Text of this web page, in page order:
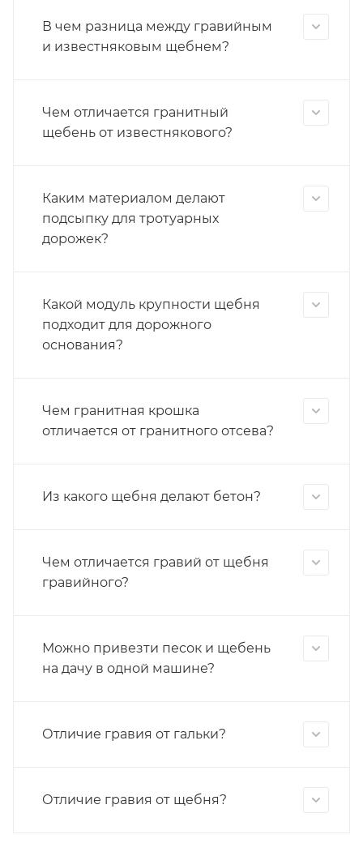
В чем разница между гравийным
и известняковым щебнем?
Чем отличается гранитный
щебень от известнякового?
Каким материалом делают
подсыпку для тротуарных
дорожек?
Какой модуль крупности щебня
подходит для дорожного
основания?
Чем гранитная крошка
отличается от гранитного отсева?
Из какого щебня делают бетон?
Чем отличается гравий от щебня
гравийного?
Можно привезти песок и щебень
на дачу в одной машине?
Отличие гравия от гальки?
Отличие гравия от щебня?